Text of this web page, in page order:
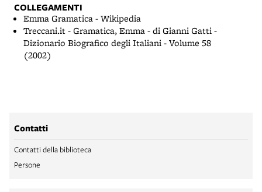
COLLEGAMENTI
Emma Gramatica - Wikipedia
Treccani.it - Gramatica, Emma - di Gianni Gatti -
Dizionario Biografico degli Italiani - Volume 58
(2002)
Contatti
Contatti della biblioteca
Persone